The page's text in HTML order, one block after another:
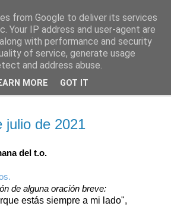
día
julio de 2021
del t.o.
de alguna oración breve:
estás siempre a mi lado",
from Google to deliver its services
Your IP address and user-agent are
with performance and security
of service, generate usage
and address abuse.
MORE GOT IT